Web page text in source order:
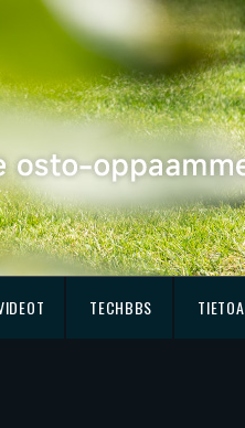
TECHBBS TIETOA